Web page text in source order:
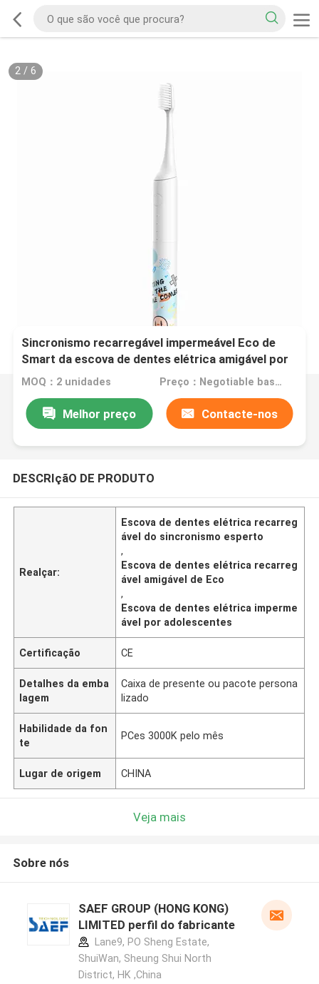
2/ 6
Sincronismo recarregável impermeável Eco de
Smart da escova de dentes elétrica amigável por
adolescentes
MOQ：2 unidades Preço：Negotiable based on order lot quantity
Melhor preço Contacte-nos
DESCRIçãO DE PRODUTO
Realçar:
Escova de dentes elétrica recarreg
ável do sincronismo esperto
,
Escova de dentes elétrica recarreg
ável amigável de Eco
,
Escova de dentes elétrica imperme
ável por adolescentes
Certificação CE
Detalhes da emba
lagem
Caixa de presente ou pacote persona
lizado
Habilidade da fon
te
PCes 3000K pelo mês
Lugar de origem CHINA
Veja mais
Sobre nós
SAEF GROUP (HONG KONG)
LIMITED perfil do fabricante
Lane9, PO Sheng Estate,
ShuiWan, Sheung Shui North
District, HK ,China